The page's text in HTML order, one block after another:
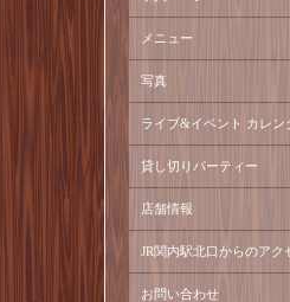
メニュー
写真
ライブ&イベント カレン
貸し切りパーティー
店舗情報
JR関内駅北口からのアク
お問い合わせ